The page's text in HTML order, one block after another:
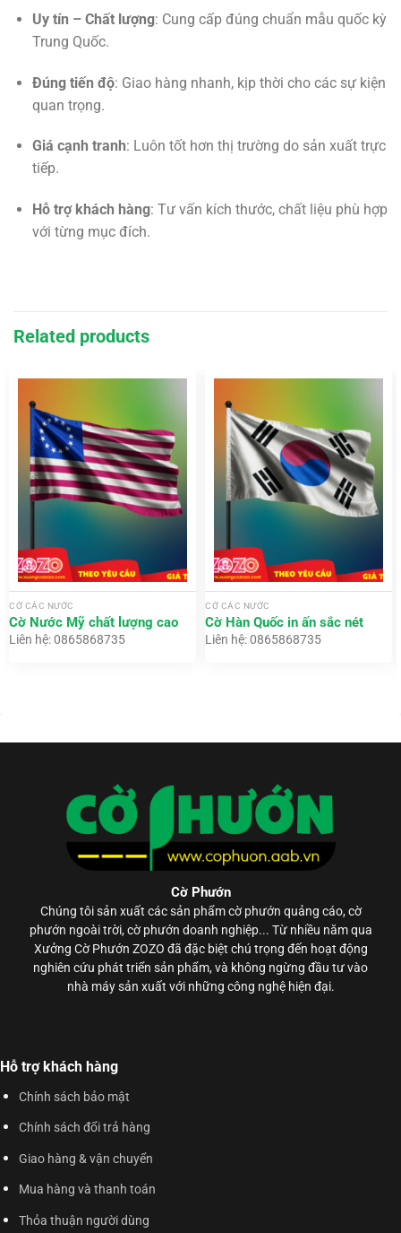
Uy tín – Chất lượng: Cung cấp đúng chuẩn mẫu quốc kỳ
Trung Quốc.
Đúng tiến độ: Giao hàng nhanh, kịp thời cho các sự kiện
quan trọng.
Giá cạnh tranh: Luôn tốt hơn thị trường do sản xuất trực
tiếp.
Hỗ trợ khách hàng: Tư vấn kích thước, chất liệu phù hợp
với từng mục đích.
Related products
CỜ CÁC NƯỚC
Cờ Nước Mỹ chất lượng cao
Liên hệ: 0865868735
CỜ CÁC NƯỚC
Cờ Hàn Quốc in ấn sắc nét
Liên hệ: 0865868735
Cờ Phướn
Chúng tôi sản xuất các sản phẩmcờ phướn quảng cáo, cờ
phướn ngoài trời, cờ phướn doanh nghiệp... Từ nhiều năm qua
Xưởng Cờ Phướn ZOZO đã đặc biệt chú trọng đến hoạt động
nghiên cứu phát triển sản phẩm, và không ngừng đầu tư vào
nhà máy sản xuất với những công nghệ hiện đại.
Hỗ trợ khách hàng
Chính sách bảo mật
Chính sách đổi trả hàng
Giao hàng & vận chuyển
Mua hàng và thanh toán
Thỏa thuận người dùng